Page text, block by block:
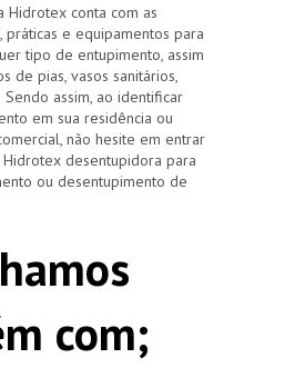
Hidrotex conta com as
práticas e equipamentos para
tipo de entupimento, assim
de pias, vasos sanitários,
assim, ao identificar
em sua residência ou
não hesite em entrar
desentupidora para
ou desentupimento de
com;